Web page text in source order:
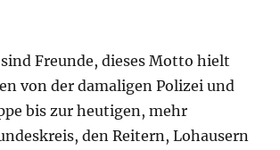
Freunde, dieses Motto hielt
von der damaligen Polizei und
bis zur heutigen, mehr
den Reitern, Lohausern